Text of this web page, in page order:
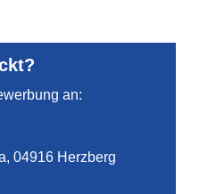
an:
04916 Herzberg